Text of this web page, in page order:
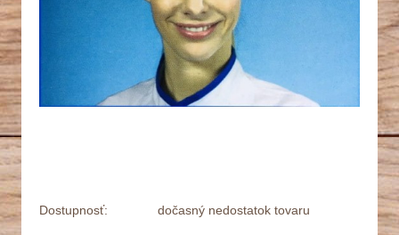
Dostupnosť: dočasný nedostatok tovaru